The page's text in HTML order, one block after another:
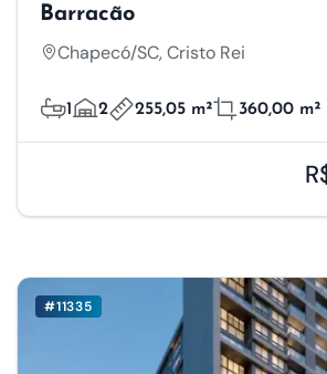
Barracão
Chapecó/SC, Cristo Rei
1 2 255,05 m² 360,00 m²
#11335